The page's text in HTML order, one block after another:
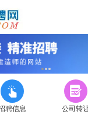
123

聘信息

公司转